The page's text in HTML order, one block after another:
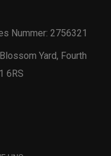
Nummer: 2756321
Yard, Fourth
6RS